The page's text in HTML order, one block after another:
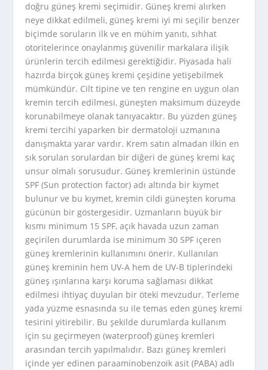
doğru güneş kremi seçimidir. Güneş kremi alırken
neye dikkat edilmeli, güneş kremi iyi mi seçilir benzer
biçimde soruların ilk ve en mühim yanıtı, sıhhat
otoritelerince onaylanmış güvenilir markalara ilişik
ürünlerin tercih edilmesi gerektiğidir. Piyasada hali
hazırda birçok güneş kremi çeşidine yetişebilmek
mümkündür. Cilt tipine ve ten rengine en uygun olan
kremin tercih edilmesi, güneşten maksimum düzeyde
korunabilmeye olanak tanıyacaktır. Bu yüzden güneş
kremi tercihi yaparken bir dermatoloji uzmanına
danışmakta yarar vardır. Krem satın almadan ilkin en
sık sorulan sorulardan bir diğeri de güneş kremi kaç
unsur olmalı sorusudur. Güneş kremlerinin üstünde
SPF (Sun protection factor) adı altında bir kıymet
bulunur ve bu kıymet, kremin cildi güneşten koruma
gücünün bir göstergesidir. Uzmanların büyük bir
kısmı minimum 15 SPF, açık havada uzun zaman
geçirilen durumlarda ise minimum 30 SPF içeren
güneş kremlerinin kullanımını önerir. Kullanılan
güneş kreminin hem UV-A hem de UV-B tiplerindeki
güneş ışınlarına karşı koruma sağlaması dikkat
edilmesi ihtiyaç duyulan bir öteki mevzudur. Terleme
yada yüzme esnasında su ile temas eden güneş kremi
tesirini yitirebilir. Bu şekilde durumlarda kullanım
için su geçirmeyen (waterproof) güneş kremleri
arasından tercih yapılmalıdır. Bazı güneş kremleri
içinde yer edinen paraaminobenzoik asit (PABA) adlı